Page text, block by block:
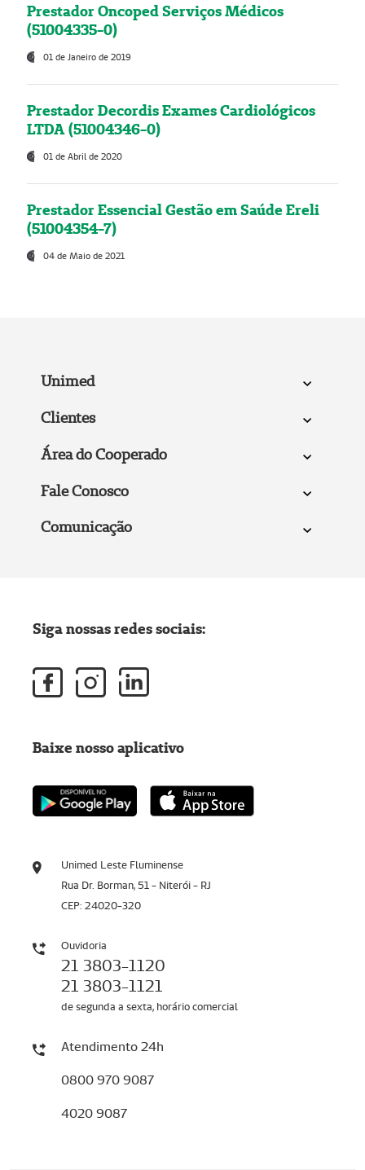
Prestador Oncoped Serviços Médicos
(51004335-0)
01 de Janeiro de 2019
Prestador Decordis Exames Cardiológicos
LTDA (51004346-0)
01 de Abril de 2020
Prestador Essencial Gestão em Saúde Ereli
(51004354-7)
04 de Maio de 2021
Unimed
Clientes
Área do Cooperado
Fale Conosco
Comunicação
Unimed Leste Fluminense
Rua Dr. Borman, 51 - Niterói - RJ
CEP: 24020-320
Ouvidoria
21 3803-1120
21 3803-1121
de segunda a sexta, horário comercial
Atendimento 24h
0800 970 9087
4020 9087
Siga nossas redes sociais:
Baixe nosso aplicativo